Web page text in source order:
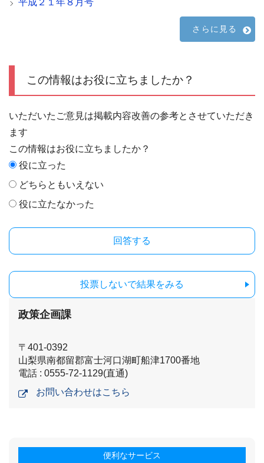
平成２１年８月号
さらに見る
この情報はお役に立ちましたか？
いただいたご意見は掲載内容改善の参考とさせていただき
ます
この情報はお役に立ちましたか？
役に立った
どちらともいえない
役に立たなかった
投票しないで結果をみる
政策企画課
〒401-0392
山梨県南都留郡富士河口湖町船津1700番地
電話 : 0555-72-1129(直通)
お問い合わせはこちら
便利なサービス